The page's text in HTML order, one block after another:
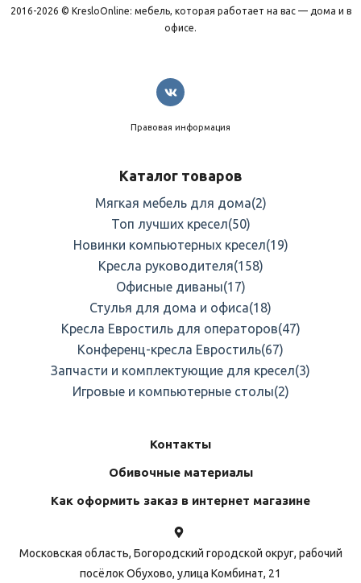
2016-2026 © KresloOnline: мебель, которая работает на вас — дома и в
офисе.
Правовая информация
Каталог товаров
Мягкая мебель для дома(2)
Топ лучших кресел(50)
Новинки компьютерных кресел(19)
Кресла руководителя(158)
Офисные диваны(17)
Стулья для дома и офиса(18)
Кресла Евростиль для операторов(47)
Конференц-кресла Евростиль(67)
Запчасти и комплектующие для кресел(3)
Игровые и компьютерные столы(2)
Контакты
Обивочные материалы
Как оформить заказ в интернет магазине
Московская область, Богородский городской округ, рабочий
посёлок Обухово, улица Комбинат, 21